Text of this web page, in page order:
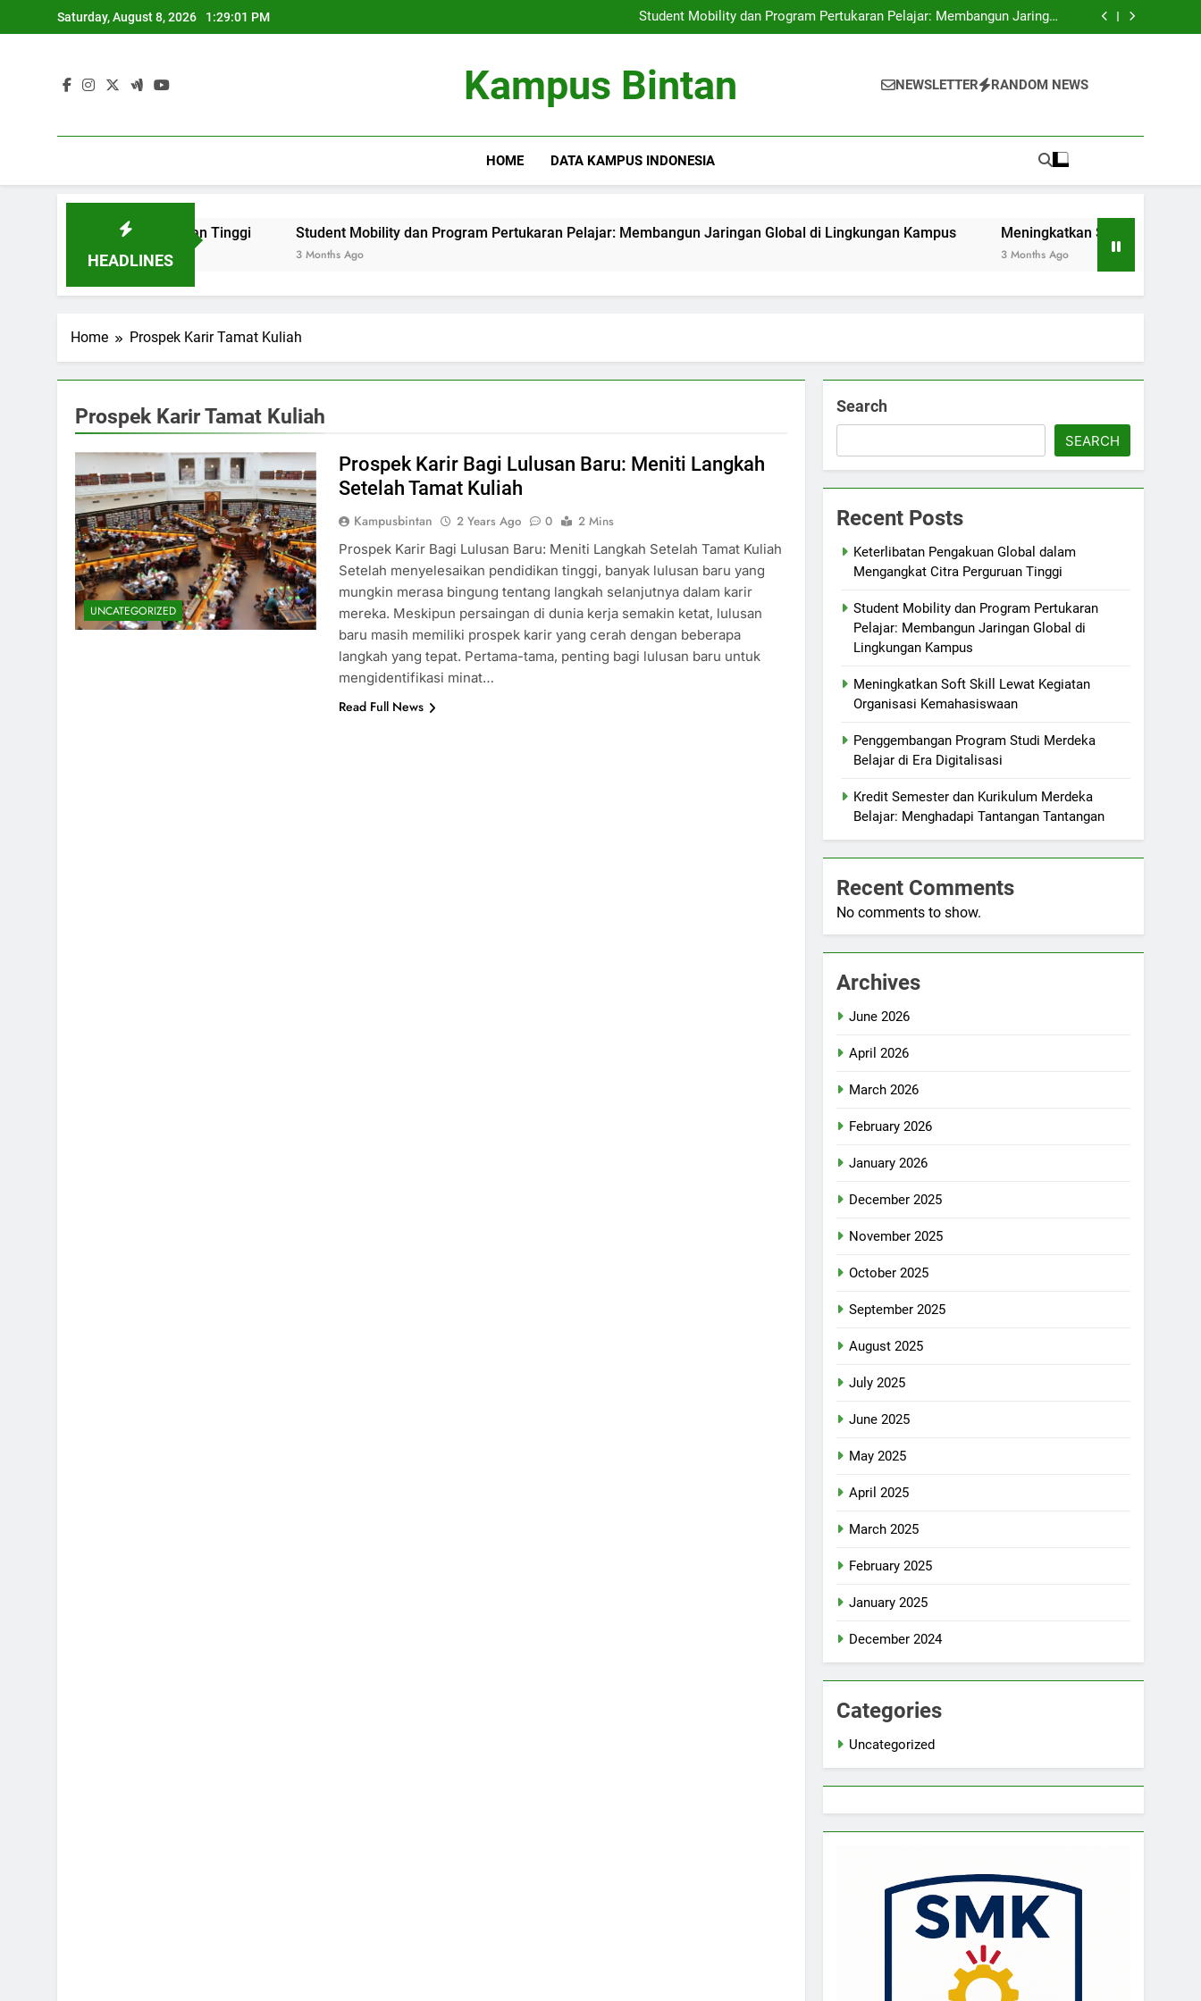
to
Saturday, August 8, 2026 1:29:01 PM
Student Mobility dan Program Pertukaran Pelajar: Membangun Jaringan
Global di Lingkungan Kampus
Meningkatkan Soft Skill Lewat Kegiatan Organisasi Kemahasiswaan
Student Mobility dan Program Pertukaran Pelajar: Membangun Jaringan
Global di Lingkungan Kampus
Meningkatkan Soft Skill Lewat Kegiatan Organisasi Kemahasiswaan
Kampus Bintan NEWSLETTER RANDOM NEWS
HOME DATA KAMPUS INDONESIA
HEADLINES
Citra Perguruan Tinggi Student Mobility dan Program Pertukaran Pelajar: Membangun Jaringan Global di Lingkungan Kampus
3 Months Ago
Meningkatkan Soft Skill Lewat
3 Months Ago
Home Prospek Karir Tamat Kuliah
Prospek Karir Tamat Kuliah
UNCATEGORIZED
Prospek Karir Bagi Lulusan Baru: Meniti Langkah
Setelah Tamat Kuliah
Kampusbintan 2 Years Ago 0
2 Mins
Prospek Karir Bagi Lulusan Baru: Meniti Langkah Setelah Tamat Kuliah
Setelah menyelesaikan pendidikan tinggi, banyak lulusan baru yang
mungkin merasa bingung tentang langkah selanjutnya dalam karir
mereka. Meskipun persaingan di dunia kerja semakin ketat, lulusan
baru masih memiliki prospek karir yang cerah dengan beberapa
langkah yang tepat. Pertama-tama, penting bagi lulusan baru untuk
mengidentifikasi minat…
Read Full News
Search
SEARCH
Recent Posts
Keterlibatan Pengakuan Global dalam
Mengangkat Citra Perguruan Tinggi
Student Mobility dan Program Pertukaran
Pelajar: Membangun Jaringan Global di
Lingkungan Kampus
Meningkatkan Soft Skill Lewat Kegiatan
Organisasi Kemahasiswaan
Penggembangan Program Studi Merdeka
Belajar di Era Digitalisasi
Kredit Semester dan Kurikulum Merdeka
Belajar: Menghadapi Tantangan Tantangan
Recent Comments
No comments to show.
Archives
June 2026
April 2026
March 2026
February 2026
January 2026
December 2025
November 2025
October 2025
September 2025
August 2025
July 2025
June 2025
May 2025
April 2025
March 2025
February 2025
January 2025
December 2024
Categories
Uncategorized